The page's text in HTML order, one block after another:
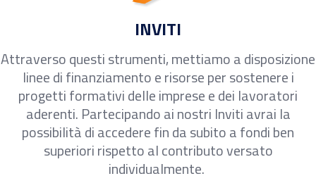
INVITI
Attraverso questi strumenti, mettiamo a disposizione
linee di finanziamento e risorse per sostenere i
progetti formativi delle imprese e dei lavoratori
aderenti. Partecipando ai nostri Inviti avrai la
possibilità di accedere fin da subito a fondi ben
superiori rispetto al contributo versato
individualmente.